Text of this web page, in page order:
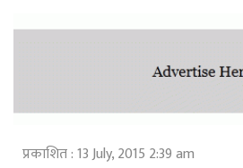
प्रकाशित : 13 July, 2015 2:39 am